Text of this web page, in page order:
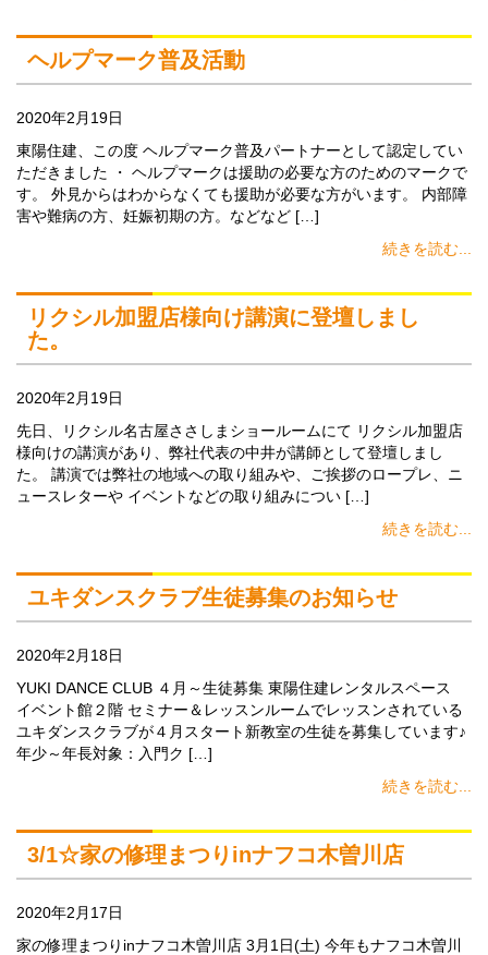
ヘルプマーク普及活動
2020年2月19日
東陽住建、この度 ヘルプマーク普及パートナーとして認定してい
ただきました ・ ヘルプマークは援助の必要な方のためのマークで
す。 外見からはわからなくても援助が必要な方がいます。 内部障
害や難病の方、妊娠初期の方。などなど […]
続きを読む...
リクシル加盟店様向け講演に登壇しまし
た。
2020年2月19日
先日、リクシル名古屋ささしまショールームにて リクシル加盟店
様向けの講演があり、弊社代表の中井が講師として登壇しまし
た。 講演では弊社の地域への取り組みや、ご挨拶のロープレ、ニ
ュースレターや イベントなどの取り組みについ […]
続きを読む...
ユキダンスクラブ生徒募集のお知らせ
2020年2月18日
YUKI DANCE CLUB ４月～生徒募集 東陽住建レンタルスペース
イベント館２階 セミナー＆レッスンルームでレッスンされている
ユキダンスクラブが４月スタート新教室の生徒を募集しています♪
年少～年長対象：入門ク […]
続きを読む...
3/1☆家の修理まつりinナフコ木曽川店
2020年2月17日
家の修理まつりinナフコ木曽川店 3月1日(土) 今年もナフコ木曽川